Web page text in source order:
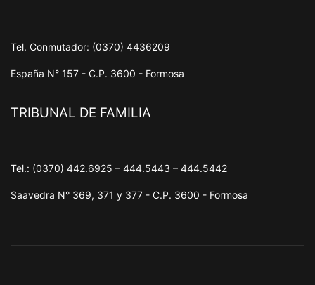
Tel. Conmutador: (0370) 4436209
España N° 157 - C.P. 3600 - Formosa
TRIBUNAL DE FAMILIA
Tel.: (0370) 442.6925 – 444.5443 – 444.5442
Saavedra N° 369, 371 y 377 - C.P. 3600 - Formosa